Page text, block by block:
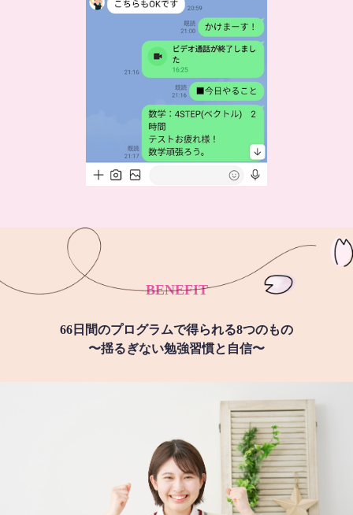
BENEFIT
66日間のプログラムで得られる8つのもの
〜揺るぎない勉強習慣と自信〜